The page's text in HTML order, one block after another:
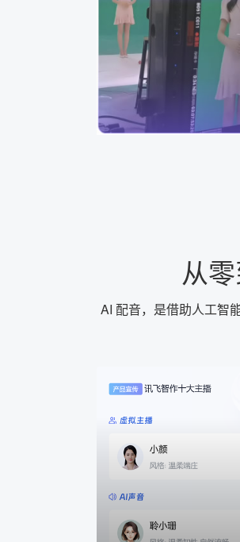
从
AI 配音，是借助人工智
音视频一键生成
AI+视频：在虚拟"AI演播
键完成音、视频作品的输出